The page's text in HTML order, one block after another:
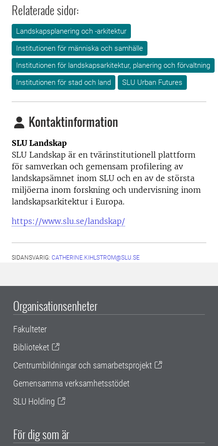
Relaterade sidor:
Landskapsplanering och -arkitektur
Institutionen för människa och samhälle
Institutionen för landskapsarkitektur, planering och förvaltning
Institutionen för stad och land
SLU Urban Futures
Kontaktinformation
SLU Landskap
SLU Landskap är en tvärinstitutionell plattform
för samverkan och gemensam profilering av
landskapsämnet inom SLU och en av de största
miljöerna inom forskning och undervisning inom
landskapsarkitektur i Europa.
https://www.slu.se/landskap/
SIDANSVARIG: CATHERINE.KIHLSTROM@SLU.SE
Organisationsenheter
Fakulteter
Biblioteket
Centrumbildningar och samarbetsprojekt
Gemensamma verksamhetsstödet
SLU Holding
För dig som är